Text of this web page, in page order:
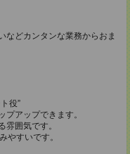
などカンタンな業務からおま
役”
アップできます。
雰囲気です。
やすいです。